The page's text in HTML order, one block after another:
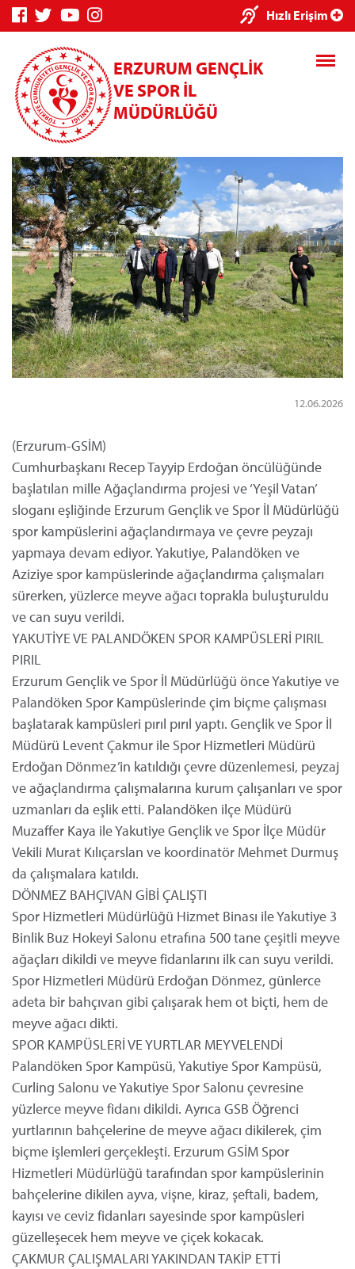
Hızlı Erişim
ERZURUM GENÇLİK
VE SPOR İL
MÜDÜRLÜĞÜ
12.06.2026
(Erzurum-GSİM)
Cumhurbaşkanı Recep Tayyip Erdoğan öncülüğünde
başlatılan mille Ağaçlandırma projesi ve ‘Yeşil Vatan’
sloganı eşliğinde Erzurum Gençlik ve Spor İl Müdürlüğü
spor kampüslerini ağaçlandırmaya ve çevre peyzajı
yapmaya devam ediyor. Yakutiye, Palandöken ve
Aziziye spor kampüslerinde ağaçlandırma çalışmaları
sürerken, yüzlerce meyve ağacı toprakla buluşturuldu
ve can suyu verildi.
YAKUTİYE VE PALANDÖKEN SPOR KAMPÜSLERİ PIRIL
PIRIL
Erzurum Gençlik ve Spor İl Müdürlüğü önce Yakutiye ve
Palandöken Spor Kampüslerinde çim biçme çalışması
başlatarak kampüsleri pırıl pırıl yaptı. Gençlik ve Spor İl
Müdürü Levent Çakmur ile Spor Hizmetleri Müdürü
Erdoğan Dönmez’in katıldığı çevre düzenlemesi, peyzaj
ve ağaçlandırma çalışmalarına kurum çalışanları ve spor
uzmanları da eşlik etti. Palandöken ilçe Müdürü
Muzaffer Kaya ile Yakutiye Gençlik ve Spor İlçe Müdür
Vekili Murat Kılıçarslan ve koordinatör Mehmet Durmuş
da çalışmalara katıldı.
DÖNMEZ BAHÇIVAN GİBİ ÇALIŞTI
Spor Hizmetleri Müdürlüğü Hizmet Binası ile Yakutiye 3
Binlik Buz Hokeyi Salonu etrafına 500 tane çeşitli meyve
ağaçları dikildi ve meyve fidanlarını ilk can suyu verildi.
Spor Hizmetleri Müdürü Erdoğan Dönmez, günlerce
adeta bir bahçıvan gibi çalışarak hem ot biçti, hem de
meyve ağacı dikti.
SPOR KAMPÜSLERİ VE YURTLAR MEYVELENDİ
Palandöken Spor Kampüsü, Yakutiye Spor Kampüsü,
Curling Salonu ve Yakutiye Spor Salonu çevresine
yüzlerce meyve fidanı dikildi. Ayrıca GSB Öğrenci
yurtlarının bahçelerine de meyve ağacı dikilerek, çim
biçme işlemleri gerçekleşti. Erzurum GSİM Spor
Hizmetleri Müdürlüğü tarafından spor kampüslerinin
bahçelerine dikilen ayva, vişne, kiraz, şeftali, badem,
kayısı ve ceviz fidanları sayesinde spor kampüsleri
güzelleşecek hem meyve ve çiçek kokacak.
ÇAKMUR ÇALIŞMALARI YAKINDAN TAKİP ETTİ
×
Genç Bilgi
Sistemi
Spor Bilgi
Sistemi
Kredi/Yurt
İşlemleri
Kredi/Yurt E-
Ödeme